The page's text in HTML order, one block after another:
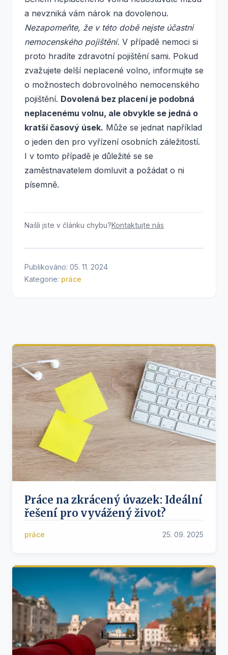
a nevzniká vám nárok na dovolenou.
Nezapomeňte, že v této době nejste účastni
nemocenského pojištění. V případě nemoci si
proto hradíte zdravotní pojištění sami. Pokud
zvažujete delší neplacené volno, informujte se
o možnostech dobrovolného nemocenského
pojištění. Dovolená bez placení je podobná
neplacenému volnu, ale obvykle se jedná o
kratší časový úsek. Může se jednat například
o jeden den pro vyřízení osobních záležitostí.
I v tomto případě je důležité se se
zaměstnavatelem domluvit a požádat o ni
písemně.
Našli jste v článku chybu?Kontaktujte nás
Publikováno: 05. 11. 2024
Kategorie: práce
Práce na zkrácený úvazek: Ideální
řešení pro vyvážený život?
práce 25. 09. 2025